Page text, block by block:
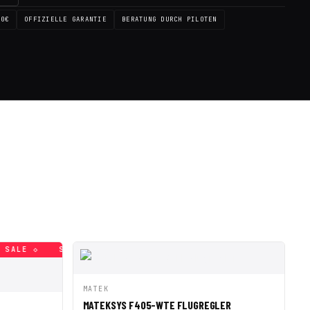
OFFIZIELLE GARANTIE BERATUNG DURCH PILOTEN
SALE ◇ SALE ◇
SCHNELLANSICHT
MATEK
MATEKSYS F405-WTE FLUGREGLER